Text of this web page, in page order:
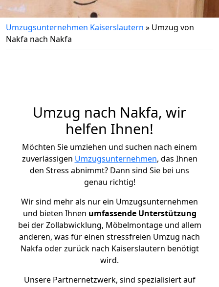
Umzugsunternehmen Kaiserslautern » Umzug von
Nakfa nach Nakfa
Umzug nach Nakfa, wir
helfen Ihnen!
Möchten Sie umziehen und suchen nach einem
zuverlässigen Umzugsunternehmen, das Ihnen
den Stress abnimmt? Dann sind Sie bei uns
genau richtig!
Wir sind mehr als nur ein Umzugsunternehmen
und bieten Ihnen umfassende Unterstützung
bei der Zollabwicklung, Möbelmontage und allem
anderen, was für einen stressfreien Umzug nach
Nakfa oder zurück nach Kaiserslautern benötigt
wird.
Unsere Partnernetzwerk, sind spezialisiert auf